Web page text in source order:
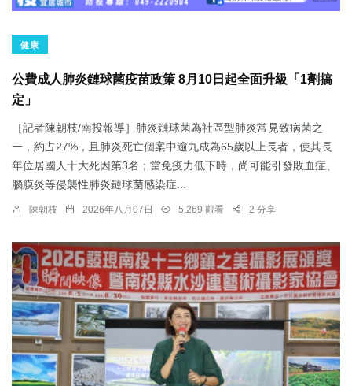
健康
公費成人肺炎鏈球菌疫苗政策 8月10日起全面升級「1劑搞
定」
［記者陳朝枝/南投報導］肺炎鏈球菌為社區型肺炎常見致病菌之
一，約占27%，且肺炎死亡個案中逾九成為65歲以上長者，使其長
年位居國人十大死因第3名；當免疫力低下時，尚可能引發敗血症、
腦膜炎等侵襲性肺炎鏈球菌感染症...
陳朝枝 2026年八月07日 5,269 觀看 2 分享